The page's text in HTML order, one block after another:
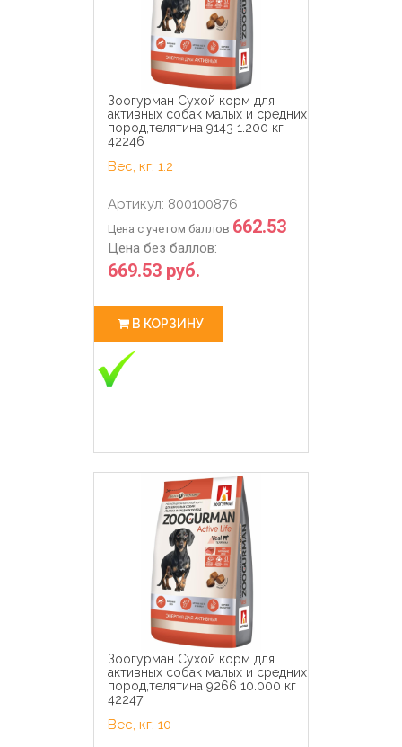
Зоогурман Сухой корм для
активных собак малых и средних
пород,телятина 9143 1.200 кг
42246
Вес, кг: 1.2
Артикул: 800100876
Цена с учетом баллов 662.53
Цена без баллов:
669.53 руб.
В КОРЗИНУ
Зоогурман Сухой корм для
активных собак малых и средних
пород,телятина 9266 10.000 кг
42247
Вес, кг: 10